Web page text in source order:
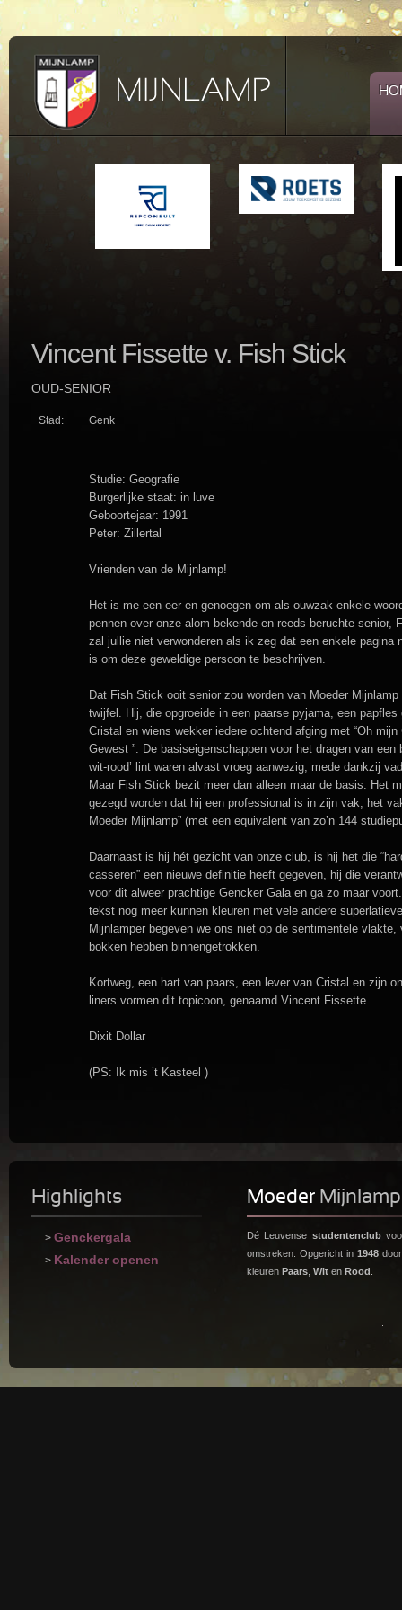
VincentFissette v. Fish Stick
OUD-SENIOR
Stad: Genk
Studie: Geografie
Burgerlijke staat: in luve
Geboortejaar: 1991
Peter: Zillertal
Vrienden van de Mijnlamp!
Het is me een eer en genoegen om als ouwzak enkele
pennen over onze alom bekende en reeds beruchte senior,
zal jullie niet verwonderen als ik zeg dat een enkele pagina
is om deze geweldige persoon te beschrijven.
Dat Fish Stick ooit senior zou worden van Moeder Mijnlamp
twijfel. Hij, die opgroeide in een paarse pyjama, een papfles
Cristal en wiens wekker iedere ochtend afging met “Oh mijn
Gewest ”. De basiseigenschappen voor het dragen van een
wit-rood’ lint waren alvast vroeg aanwezig, mede dankzij
Maar Fish Stick bezit meer dan alleen maar de basis. Het
gezegd worden dat hij een professional is in zijn vak, het
Moeder Mijnlamp” (met een equivalent van zo’n 144
Daarnaast is hij hét gezicht van onze club, is hij het die
casseren” een nieuwe definitie heeft gegeven, hij die
voor dit alweer prachtige Gencker Gala en ga zo maar
tekst nog meer kunnen kleuren met vele andere
Mijnlamper begeven we ons niet op de sentimentele vlakte,
bokken hebben binnengetrokken.
Kortweg, een hart van paars, een lever van Cristal en zijn
liners vormen dit topicoon, genaamd Vincent Fissette.
Dixit Dollar
(PS: Ik mis ’t Kasteel )
Highlights
> Genckergala
> Kalender openen
Moeder Mijnlamp
Dé Leuvense studentenclub
omstreken. Opgericht in 1948
kleuren Paars Wit en Rood